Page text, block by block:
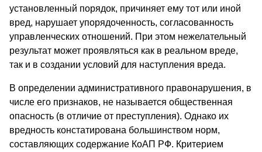
установленный порядок, причиняет ему тот или иной
вред, нарушает упорядоченность, согласованность
управленческих отношений. При этом нежелательный
результат может проявляться как в реальном вреде,
так и в создании условий для наступления вреда.
В определении административного правонарушения, в
числе его признаков, не называется общественная
опасность (в отличие от преступления). Однако их
вредность констатирована большинством норм,
составляющих содержание КоАП РФ. Критерием